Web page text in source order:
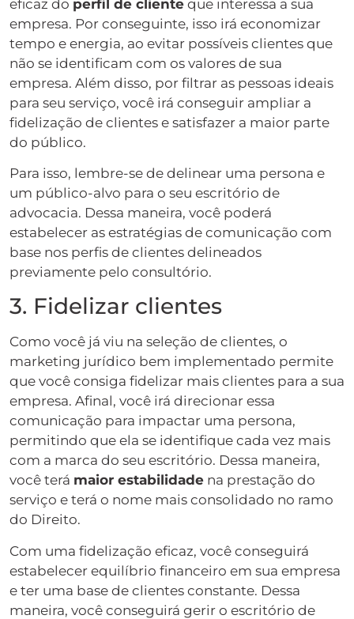
eficaz do perfil de cliente que interessa a sua
empresa. Por conseguinte, isso irá economizar
tempo e energia, ao evitar possíveis clientes que
não se identificam com os valores de sua
empresa. Além disso, por filtrar as pessoas ideais
para seu serviço, você irá conseguir ampliar a
fidelização de clientes e satisfazer a maior parte
do público.
Para isso, lembre-se de delinear uma persona e
um público-alvo para o seu escritório de
advocacia. Dessa maneira, você poderá
estabelecer as estratégias de comunicação com
base nos perfis de clientes delineados
previamente pelo consultório.
3. Fidelizar clientes
Como você já viu na seleção de clientes, o
marketing jurídico bem implementado permite
que você consiga fidelizar mais clientes para a sua
empresa. Afinal, você irá direcionar essa
comunicação para impactar uma persona,
permitindo que ela se identifique cada vez mais
com a marca do seu escritório. Dessa maneira,
você terá maior estabilidade na prestação do
serviço e terá o nome mais consolidado no ramo
do Direito.
Com uma fidelização eficaz, você conseguirá
estabelecer equilíbrio financeiro em sua empresa
e ter uma base de clientes constante. Dessa
maneira, você conseguirá gerir o escritório de